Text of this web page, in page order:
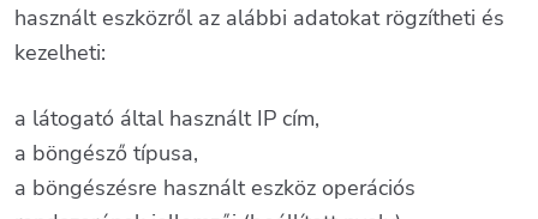
használt eszközről az alábbi adatokat rögzítheti és
kezelheti:
a látogató által használt IP cím,
a böngésző típusa,
a böngészésre használt eszköz operációs